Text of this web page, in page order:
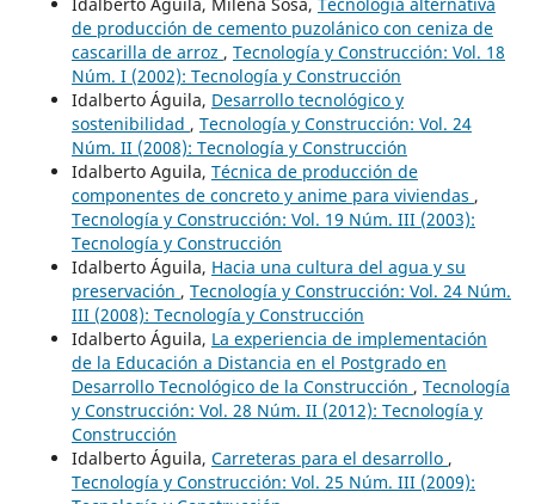
de producción de cemento puzolánico con ceniza de
cascarilla de arroz , Tecnología y Construcción: Vol. 18
Núm. I (2002): Tecnología y Construcción
Idalberto Águila, Desarrollo tecnológico y
sostenibilidad , Tecnología y Construcción: Vol. 24
Núm. II (2008): Tecnología y Construcción
Idalberto Aguila, Técnica de producción de
componentes de concreto y anime para viviendas ,
Tecnología y Construcción: Vol. 19 Núm. III (2003):
Tecnología y Construcción
Idalberto Águila, Hacia una cultura del agua y su
preservación , Tecnología y Construcción: Vol. 24 Núm.
III (2008): Tecnología y Construcción
Idalberto Águila, La experiencia de implementación
de la Educación a Distancia en el Postgrado en
Desarrollo Tecnológico de la Construcción , Tecnología
y Construcción: Vol. 28 Núm. II (2012): Tecnología y
Construcción
Idalberto Águila, Carreteras para el desarrollo ,
Tecnología y Construcción: Vol. 25 Núm. III (2009):